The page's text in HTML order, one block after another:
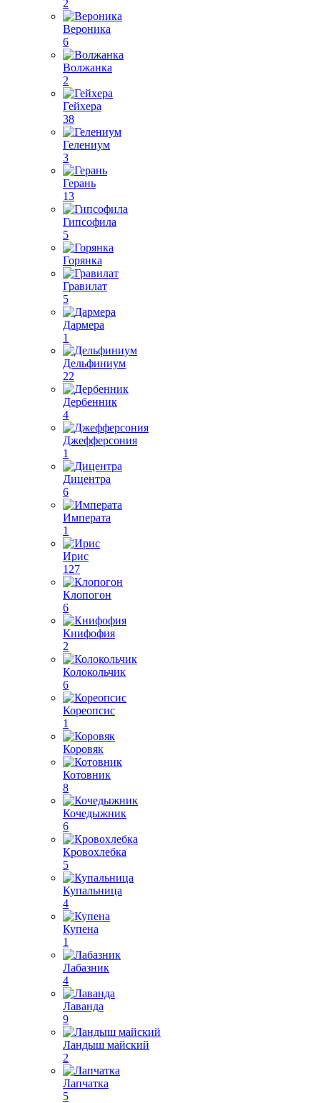
2
Вероника
6
Волжанка
2
Гейхера
38
Гелениум
3
Герань
13
Гипсофила
5
Горянка
Гравилат
5
Дармера
1
Дельфиниум
22
Дербенник
4
Джефферсония
1
Дицентра
6
Императа
1
Ирис
127
Клопогон
6
Книфофия
2
Колокольчик
6
Кореопсис
1
Коровяк
Котовник
8
Кочедыжник
6
Кровохлебка
5
Купальница
4
Купена
1
Лабазник
4
Лаванда
9
Ландыш майский
2
Лапчатка
5